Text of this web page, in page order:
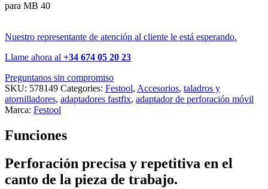
para MB 40
Nuestro representante de atención al cliente le está esperando.
Llame ahora al +34 674 05 20 23
Preguntanos sin compromiso
SKU: 578149 Categories: Festool, Accesorios, taladros y
atornilladores, adaptadores fastfix, adaptador de perforación móvil
Marca: Festool
Funciones
Perforación precisa y repetitiva en el
canto de la pieza de trabajo.